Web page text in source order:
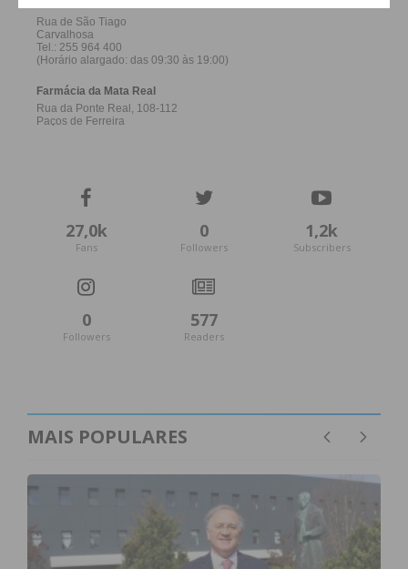
Eu li e concordo com os
27,0k
Fans
0
Followers
1,2k
Subscribers
0
Followers
577
Readers
MAIS POPULARES